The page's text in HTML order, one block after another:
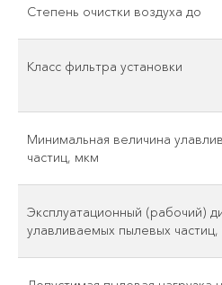
Степень очистки воздуха до
Класс фильтра установки
Минимальная величина
частиц, мкм
Эксплуатационный (рабочий)
улавливаемых пылевых